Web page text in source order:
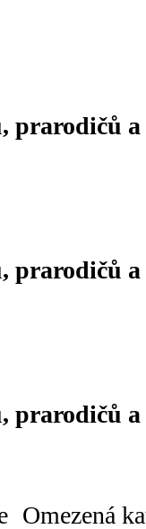
a
a
a
Omezená